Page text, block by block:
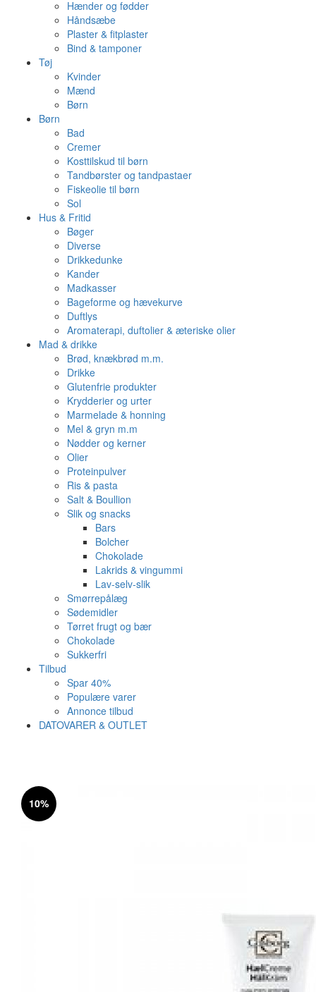
Hænder og fødder
Håndsæbe
Plaster & fitplaster
Bind & tamponer
Tøj
Kvinder
Mænd
Børn
Børn
Bad
Cremer
Kosttilskud til børn
Tandbørster og tandpastaer
Fiskeolie til børn
Sol
Hus & Fritid
Bøger
Diverse
Drikkedunke
Kander
Madkasser
Bageforme og hævekurve
Duftlys
Aromaterapi, duftolier & æteriske olier
Mad & drikke
Brød, knækbrød m.m.
Drikke
Glutenfrie produkter
Krydderier og urter
Marmelade & honning
Mel & gryn m.m
Nødder og kerner
Olier
Proteinpulver
Ris & pasta
Salt & Boullion
Slik og snacks
Bars
Bolcher
Chokolade
Lakrids & vingummi
Lav-selv-slik
Smørrepålæg
Sødemidler
Tørret frugt og bær
Chokolade
Sukkerfri
Tilbud
Spar 40%
Populære varer
Annonce tilbud
DATOVARER & OUTLET
Varen er nu i kurven ✔
Vi anbefaler dig disse
10%